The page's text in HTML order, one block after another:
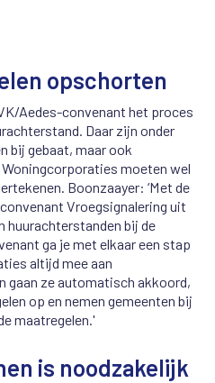
opschorten
Aedes-convenant het proces
Daar zijn onder
bij gebaat, maar ook
moeten wel
Boonzaayer: ‘Met de
Vroegsignalering uit
huurachterstanden bij de
ga je met elkaar een stap
altijd mee aan
gaan ze automatisch akkoord,
op en nemen gemeenten bij
maatregelen.'
is noodzakelijk